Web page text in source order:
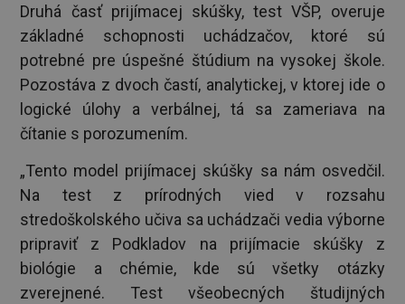
Druhá časť prijímacej skúšky, test VŠP, overuje
základné schopnosti uchádzačov, ktoré sú
potrebné pre úspešné štúdium na vysokej škole.
Pozostáva z dvoch častí, analytickej, v ktorej ide o
logické úlohy a verbálnej, tá sa zameriava na
čítanie s porozumením.
„Tento model prijímacej skúšky sa nám osvedčil.
Na test z prírodných vied v rozsahu
stredoškolského učiva sa uchádzači vedia výborne
pripraviť z Podkladov na prijímacie skúšky z
biológie a chémie, kde sú všetky otázky
zverejnené. Test všeobecných študijných